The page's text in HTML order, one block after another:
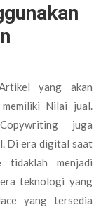
yang akan
Nilai jual.
juga
Di era digital saat
tidaklah menjadi
teknologi yang
yang tersedia